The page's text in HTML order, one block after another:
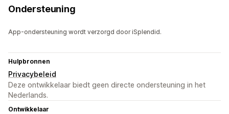
Ondersteuning
App-ondersteuning wordt verzorgd door iSplendid.
Hulpbronnen
Privacybeleid
Deze ontwikkelaar biedt geen directe ondersteuning in het
Nederlands.
Ontwikkelaar